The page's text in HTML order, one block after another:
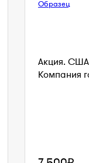
Акция.
Компания